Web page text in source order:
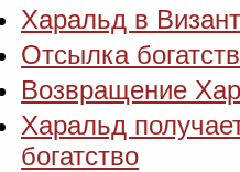
Харальд в
Отсылка
Возвращение
Харальд
богатство